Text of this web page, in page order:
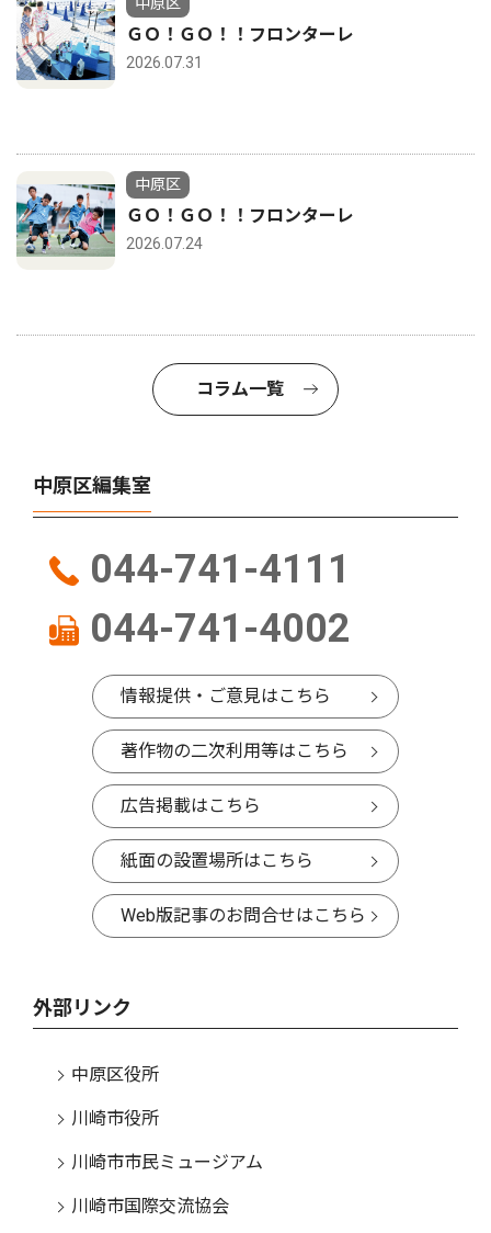
ＧＯ！ＧＯ！！フロンターレ
2026.07.31
中原区
ＧＯ！ＧＯ！！フロンターレ
2026.07.24
コラム一覧
中原区編集室
044-741-4111
044-741-4002
情報提供・ご意見はこちら
著作物の二次利用等はこちら
広告掲載はこちら
紙面の設置場所はこちら
Web版記事のお問合せはこちら
外部リンク
中原区役所
川崎市役所
川崎市市民ミュージアム
川崎市国際交流協会